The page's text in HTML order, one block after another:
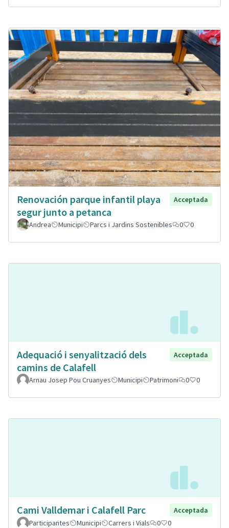
Renovación parque infantil playa
segur junto a petanca
Acceptada
Andrea Municipi Parcs i Jardins Sostenibles 0 0
Adequació i senyalització dels
camins de Calafell
Acceptada
Arnau Josep Pou Cruanyes Municipi Patrimoni 0 0
Cami Valldemar i Calafell Parc
Acceptada
Participantes
Municipi Carrers i Vials 0 0